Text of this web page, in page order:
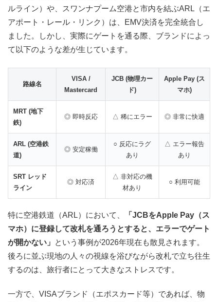
ルライン）や、スワンナプーム空港と市内を結ぶARL（エ
アポート・レール・リンク）は、EMV決済を完全統合し
ました。しかし、実際にゲートを通る際、ブランドによっ
て以下のような差が生じています。
路線名
VISA /
Mastercard
JCB (物理カー
ド)
Apple Pay (ス
マホ)
MRT (地下
鉄)
◎ 即時反応 △ 稀にエラー ◎ 非常に快適
ARL (空港鉄
道)
◎ 安定稼働
○ 反応にラグ
あり
△ エラー報告
あり
SRT レッド
ライン
◎ 対応済
△ 非対応の機
材あり
○ 利用可能
特に空港鉄道（ARL）において、
「JCBをApple Pay（ス
マホ）に登録して改札を通ろうとすると、エラーでゲート
が開かない」
という事例が2026年現在も散見されます。
後ろに並ぶ現地の人々の視線を浴びながら改札で立ち往生
するのは、旅行者にとって大きなストレスです。
一方で、VISAブランド（エポスカード等）であれば、物